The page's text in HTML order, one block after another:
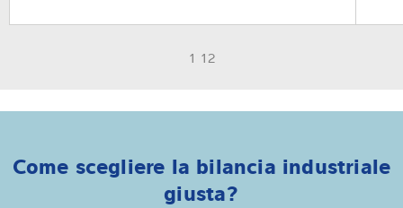
1 12
Come scegliere la bilancia industriale
giusta?